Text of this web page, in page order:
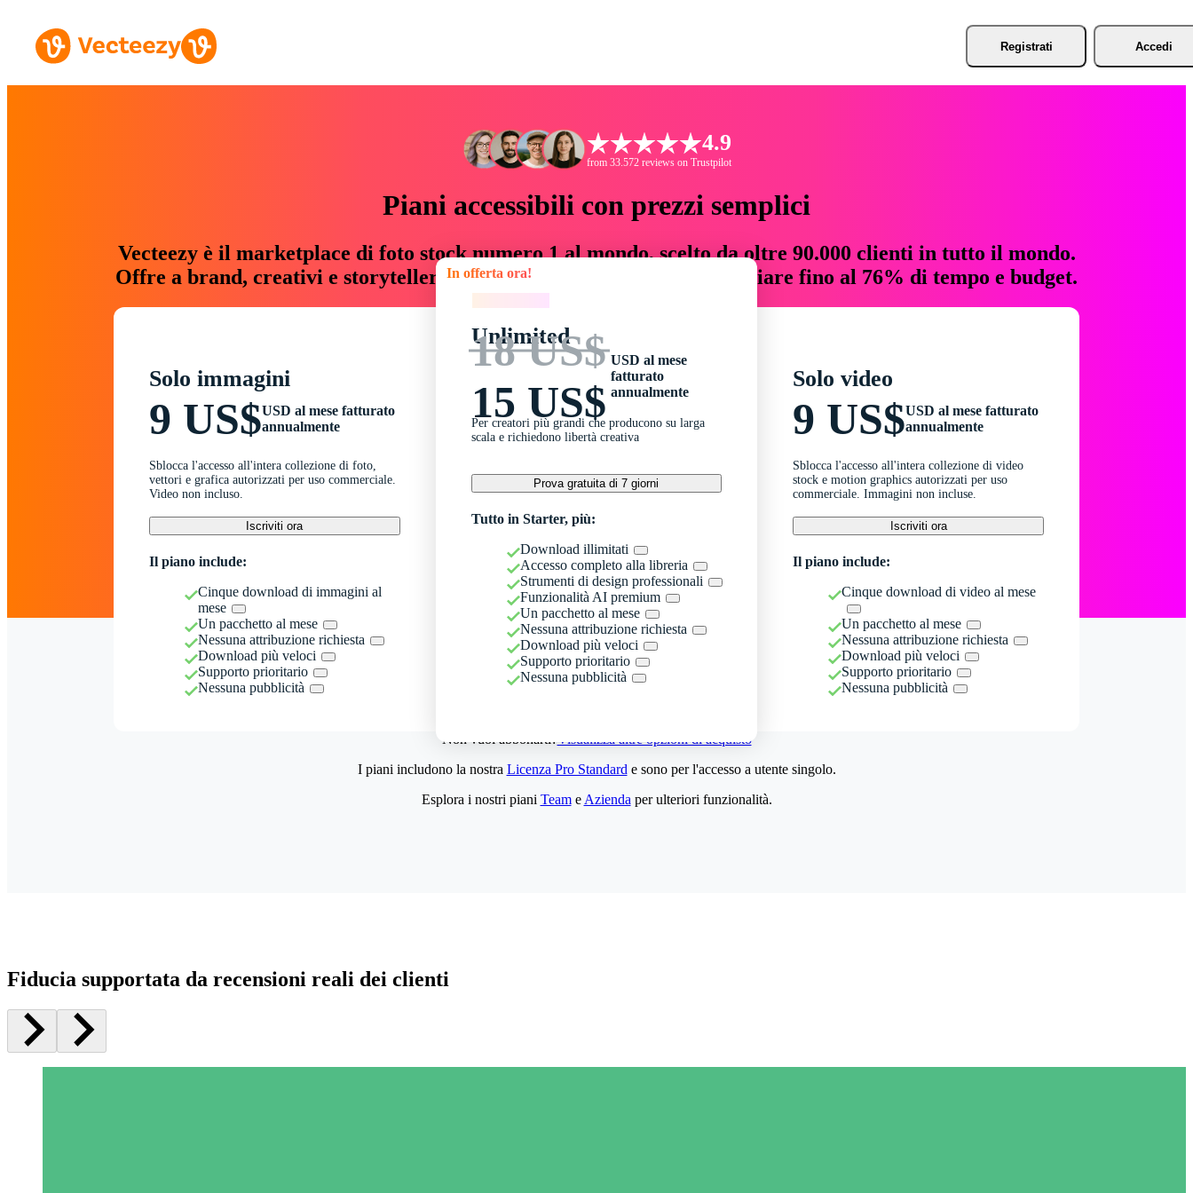
Registrati Accedi
4.9
from 33.572 reviews on Trustpilot
Piani accessibili con prezzi semplici
Vecteezy è il marketplace di foto stock numero 1 al mondo, scelto da oltre 90.000 clienti in tutto il mondo.
Offre a brand, creativi e storyteller risorse creative che fanno risparmiare fino al 76% di tempo e budget.
Solo immagini
9 US$USD al mese fatturato
annualmente
Sblocca l'accesso all'intera collezione di foto,
vettori e grafica autorizzati per uso commerciale.
Video non incluso.
Iscriviti ora
Il piano include:
Cinque download di immagini al
mese
Un pacchetto al mese
Nessuna attribuzione richiesta
Download più veloci
Supporto prioritario
Nessuna pubblicità
In offerta ora!
Unlimited
18 US$
15 US$
USD al mese
fatturato
annualmente
Per creatori più grandi che producono su larga
scala e richiedono libertà creativa
Prova gratuita di 7 giorni
Tutto in Starter, più:
Download illimitati
Accesso completo alla libreria
Strumenti di design professionali
Funzionalità AI premium
Un pacchetto al mese
Nessuna attribuzione richiesta
Download più veloci
Supporto prioritario
Nessuna pubblicità
Solo video
9 US$USD al mese fatturato
annualmente
Sblocca l'accesso all'intera collezione di video
stock e motion graphics autorizzati per uso
commerciale. Immagini non incluse.
Iscriviti ora
Il piano include:
Cinque download di video al mese
Un pacchetto al mese
Nessuna attribuzione richiesta
Download più veloci
Supporto prioritario
Nessuna pubblicità
Non vuoi abbonarti?Visualizza altre opzioni di acquisto
I piani includono la nostra Licenza Pro Standard e sono per l'accesso a utente singolo.
Esplora i nostri piani Teame Azienda per ulteriori funzionalità.
Fiducia supportata da recensioni reali dei clienti